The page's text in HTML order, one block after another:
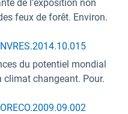
de l'exposition non
feux de forêt. Environ.
du potentiel mondial
changeant. Pour.